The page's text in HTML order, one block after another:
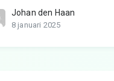
Johan den Haan
8 januari 2025